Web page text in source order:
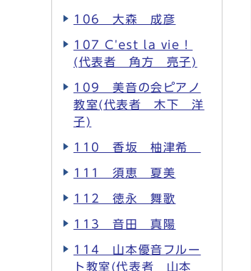
106 大森 成彦
107 C'est la vie！
(代表者 角方 亮子)
109 美音の会ピアノ
教室(代表者 木下 洋
子)
110 香坂 柚津希
111 須恵 夏美
112 徳永 舞歌
113 音田 真陽
114 山本優音フルー
ト教室(代表者 山本